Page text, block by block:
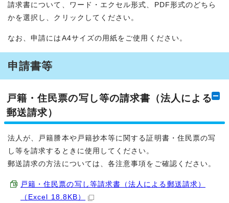
請求書について、ワード・エクセル形式、PDF形式のどちら
かを選択し、クリックしてください。
なお、申請にはA4サイズの用紙をご使用ください。
申請書等
戸籍・住民票の写し等の請求書（法人による
郵送請求）
法人が、戸籍謄本や戸籍抄本等に関する証明書・住民票の写
し等を請求するときに使用してください。
郵送請求の方法については、各注意事項をご確認ください。
戸籍・住民票の写し等請求書（法人による郵送請求）
（Excel 18.8KB）